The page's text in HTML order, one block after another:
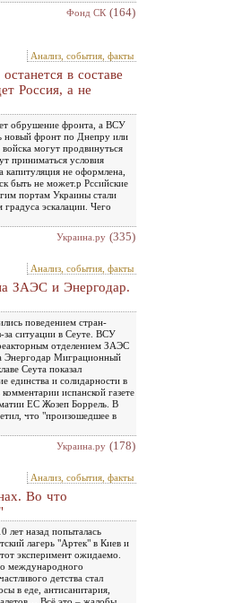
Фонд СК (164)
Анализ, события, факты
в составе
Россия, а не
обрушение фронта, а ВСУ
новый фронт по Днепру или
могут продвинуться
приниматься условия
капитуляция не оформлена,
быть не может.р Рссийские
портам Украины стали
эскалации. Чего
Украина.ру (335)
Анализ, события, факты
ЗАЭС и Энергодар.
поведением стран-
за ситуации в Сеуте. ВСУ
отделением ЗАЭС
Энергодар Миграционный
Сеута показал
единства и солидарности в
испанской газете
ЕС Жозеп Боррель. В
что "произошедшее в
Украина.ру (178)
Анализ, события, факты
Во что
лет назад попыталась
лагерь "Артек" в Киев и
эксперимент ожидаемо.
международного
детства стал
в еде, антисанитария,